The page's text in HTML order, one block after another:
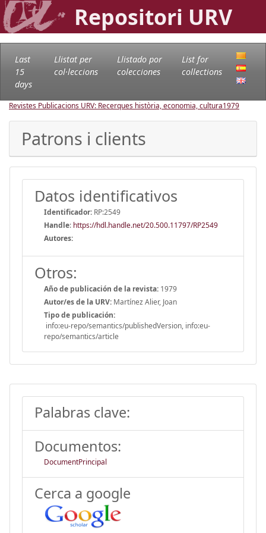
Repositori URV
Last
15
days
Llistat per
col·leccions
Llistado por
colecciones
List for
collections
Revistes Publicacions URV: Recerques història, economia, cultura1979
Patrons i clients
Datos identificativos
Identificador: RP:2549
Handle: https://hdl.handle.net/20.500.11797/RP2549
Autores:
Otros:
Año de publicación de la revista: 1979
Autor/es de la URV: Martínez Alier, Joan
Tipo de publicación:
info:eu-repo/semantics/publishedVersion, info:eu-
repo/semantics/article
Palabras clave:
Documentos:
DocumentPrincipal
Cerca a google